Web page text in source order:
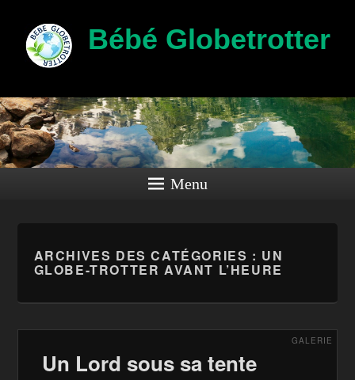
Bébé Globetrotter
Menu
ARCHIVES DES CATÉGORIES : UN
GLOBE-TROTTER AVANT L’HEURE
Un Lord sous sa tente
GALERIE